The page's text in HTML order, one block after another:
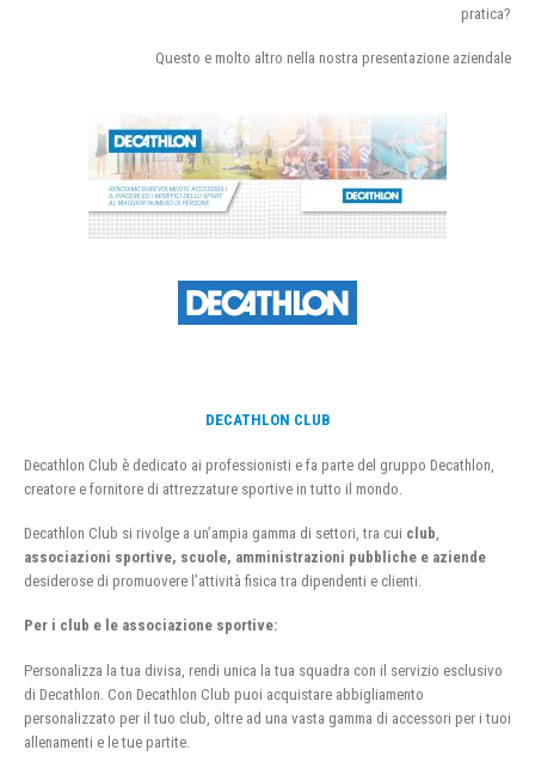
pratica?
Questo e molto altro nella nostra presentazione aziendale
DECATHLON CLUB
Decathlon Club è dedicato ai professionisti e fa parte del gruppo Decathlon,
creatore e fornitore di attrezzature sportive in tutto il mondo.
Decathlon Club si rivolge a un’ampia gamma di settori, tra cui club
associazioni sportive, scuole, amministrazioni pubbliche e aziende
desiderose di promuovere l’attività fisica tra dipendenti e clienti.
Per i club e le associazione sportive:
Personalizza la tua divisa, rendi unica la tua squadra con il servizio esclusivo
di Decathlon. Con Decathlon Club puoi acquistare abbigliamento
personalizzato per il tuo club, oltre ad una vasta gamma di accessori per i tuoi
allenamenti e le tue partite.